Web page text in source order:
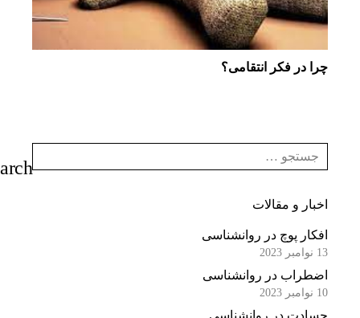
چرا در فكر انتقامی؟
اخبار و مقالات
افکار پوچ در روانشناسی
اضطراب در روانشناسی
حسادت در روانشناسی